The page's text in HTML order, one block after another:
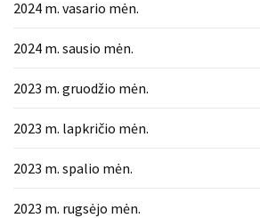
2024 m. vasario mėn.
2024 m. sausio mėn.
2023 m. gruodžio mėn.
2023 m. lapkričio mėn.
2023 m. spalio mėn.
2023 m. rugsėjo mėn.